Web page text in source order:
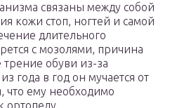
связаны между собой
кожи стоп, ногтей и самой
длительного
с мозолями, причина
обуви из-за
года в год он мучается от
что ему необходимо
ортопеду.